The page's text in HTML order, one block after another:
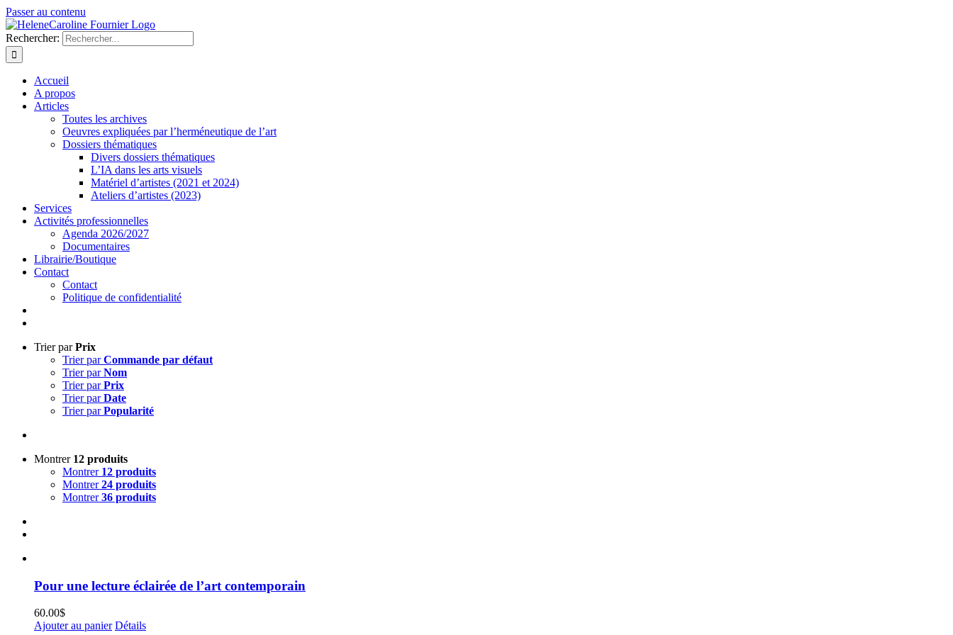
Passer au contenu
Rechercher:
Accueil
A propos
Articles
Toutes les archives
Oeuvres expliquées par l’herméneutique de l’art
Dossiers thématiques
Divers dossiers thématiques
L’IA dans les arts visuels
Matériel d’artistes (2021 et 2024)
Ateliers d’artistes (2023)
Services
Activités professionnelles
Agenda 2026/2027
Documentaires
Librairie/Boutique
Contact
Contact
Politique de confidentialité
Trier parPrix
Trier parCommande par défaut
Trier parNom
Trier parPrix
Trier parDate
Trier parPopularité
Montrer 12 produits
Montrer 12 produits
Montrer24 produits
Montrer36 produits
Pour une lecture éclairée de l’art contemporain
60.00$
Ajouter au panier Détails